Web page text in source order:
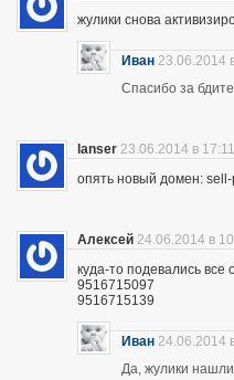
жулики снова
Иван 23.06.2014
Спасибо за
lanser 23.06.2014 в 17:11
опять новый домен:
Алексей 24.06.2014 в
куда-то подевались
9516715097
9516715139
Иван 24.06.2014
Да, жулики